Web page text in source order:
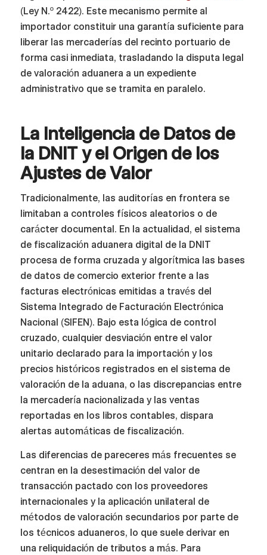
(Ley N.º 2422). Este mecanismo permite al
importador constituir una garantía suficiente para
liberar las mercaderías del recinto portuario de
forma casi inmediata, trasladando la disputa legal
de valoración aduanera a un expediente
administrativo que se tramita en paralelo.
La Inteligencia de Datos de
la DNIT y el Origen de los
Ajustes de Valor
Tradicionalmente, las auditorías en frontera se
limitaban a controles físicos aleatorios o de
carácter documental. En la actualidad, el sistema
de fiscalización aduanera digital de la DNIT
procesa de forma cruzada y algorítmica las bases
de datos de comercio exterior frente a las
facturas electrónicas emitidas a través del
Sistema Integrado de Facturación Electrónica
Nacional (SIFEN). Bajo esta lógica de control
cruzado, cualquier desviación entre el valor
unitario declarado para la importación y los
precios históricos registrados en el sistema de
valoración de la aduana, o las discrepancias entre
la mercadería nacionalizada y las ventas
reportadas en los libros contables, dispara
alertas automáticas de fiscalización.
Las diferencias de pareceres más frecuentes se
centran en la desestimación del valor de
transacción pactado con los proveedores
internacionales y la aplicación unilateral de
métodos de valoración secundarios por parte de
los técnicos aduaneros, lo que suele derivar en
una reliquidación de tributos a más. Para